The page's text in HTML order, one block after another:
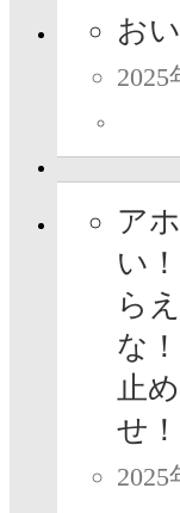
お
2025
ア
い
ら
な
止
せ！
2025